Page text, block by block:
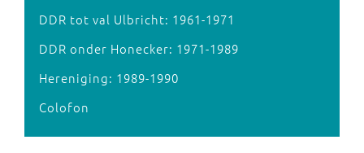
DDR tot val Ulbricht: 1961-1971
DDR onder Honecker: 1971-1989
Hereniging: 1989-1990
Colofon